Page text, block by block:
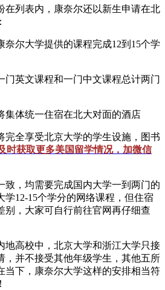
列表内，康奈尔还以新生申请在北
尔大学提供的课程完成12到15个学
英文课程和一门中文课程总计两门
体统一住宿在北大对面的酒店
全享受北京大学的学生设施，图书
时获取更多美国留学情况，加微信
，均需要完成国内大学一到两门的
学12-15个学分的网络课程，但住宿
别，大家可自行前往官网再仔细查
高校中，北京大学和浙江大学只接
，并不接受其他年级学生，其他五所
当下，康奈尔大学这样的安排相当符